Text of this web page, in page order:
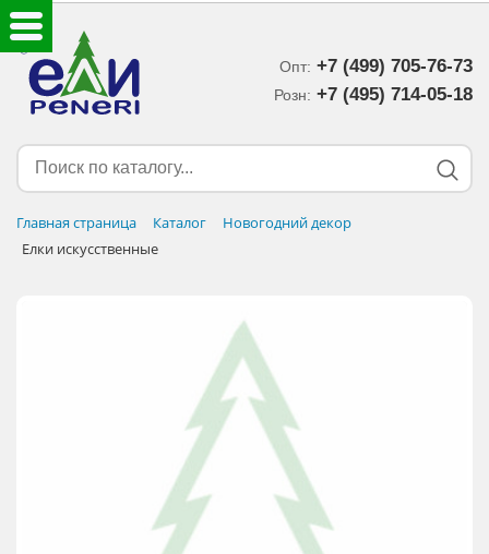
Опт: +7 (499) 705-76-73
Розн: +7 (495) 714-05-18‬
Главная страница Каталог
Новогодний декор
Елки искусственные
ЕЛКИ ИСКУССТВЕННЫЕ
ЕЛОЧНЫЕ УКРАШЕНИЯ
НОВОГОДНИЙ ДЕКОР
АКЦИИ И ПОДАРКИ